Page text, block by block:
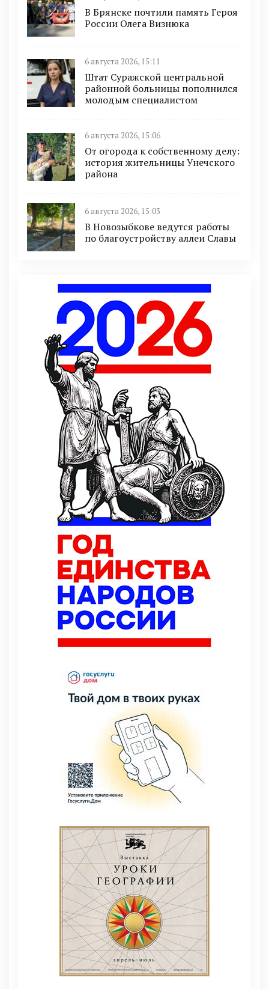
В Брянске почтили память Героя
России Олега Визнюка
6 августа 2026, 15:11
Штат Суражской центральной
районной больницы пополнился
молодым специалистом
6 августа 2026, 15:06
От огорода к собственному делу:
история жительницы Унечского
района
6 августа 2026, 15:03
В Новозыбкове ведутся работы
по благоустройству аллеи Славы